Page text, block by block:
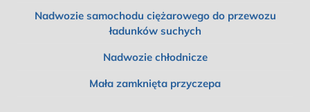
Nadwozie samochodu ciężarowego do przewozu
ładunków suchych
Nadwozie chłodnicze
Mała zamknięta przyczepa